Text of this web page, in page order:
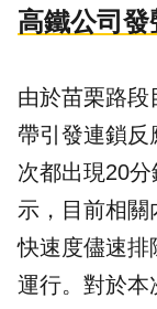
高鐵公司
由於苗栗路段
帶引發連鎖
次都出現20
示，目前相關
快速度儘速排
運行。對於本